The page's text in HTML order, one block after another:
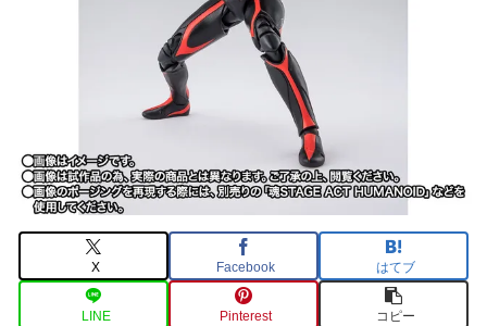
X Facebook はてブ
LINE Pinterest コピー